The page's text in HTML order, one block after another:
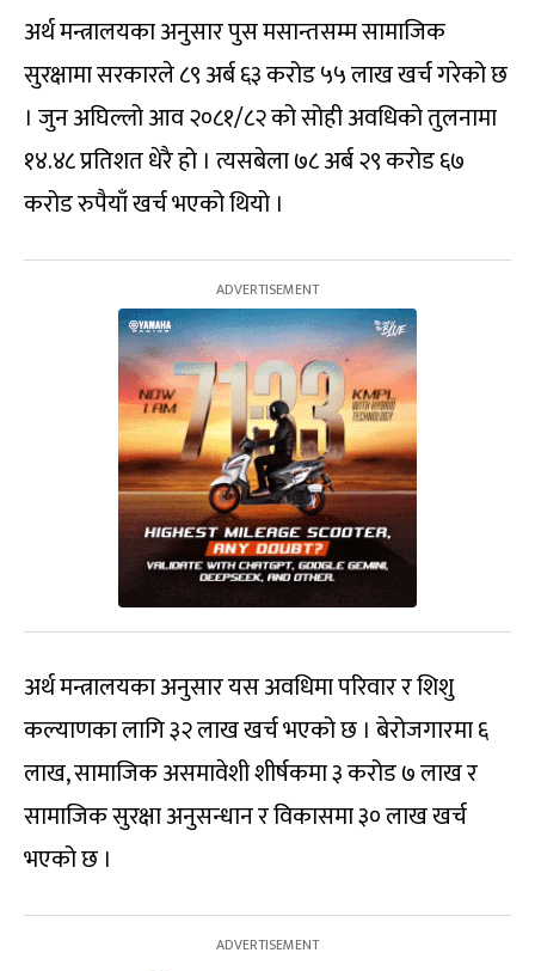
अर्थ मन्त्रालयका अनुसार पुस मसान्तसम्म सामाजिक
सुरक्षामा सरकारले ८९ अर्ब ६३ करोड ५५ लाख खर्च गरेको छ
। जुन अघिल्लो आव २०८१/८२ को सोही अवधिको तुलनामा
१४.४८ प्रतिशत धेरै हो । त्यसबेला ७८ अर्ब २९ करोड ६७
करोड रुपैयाँ खर्च भएको थियो ।
अर्थ मन्त्रालयका अनुसार यस अवधिमा परिवार र शिशु
कल्याणका लागि ३२ लाख खर्च भएको छ । बेरोजगारमा ६
लाख, सामाजिक असमावेशी शीर्षकमा ३ करोड ७ लाख र
सामाजिक सुरक्षा अनुसन्धान र विकासमा ३० लाख खर्च
भएको छ ।